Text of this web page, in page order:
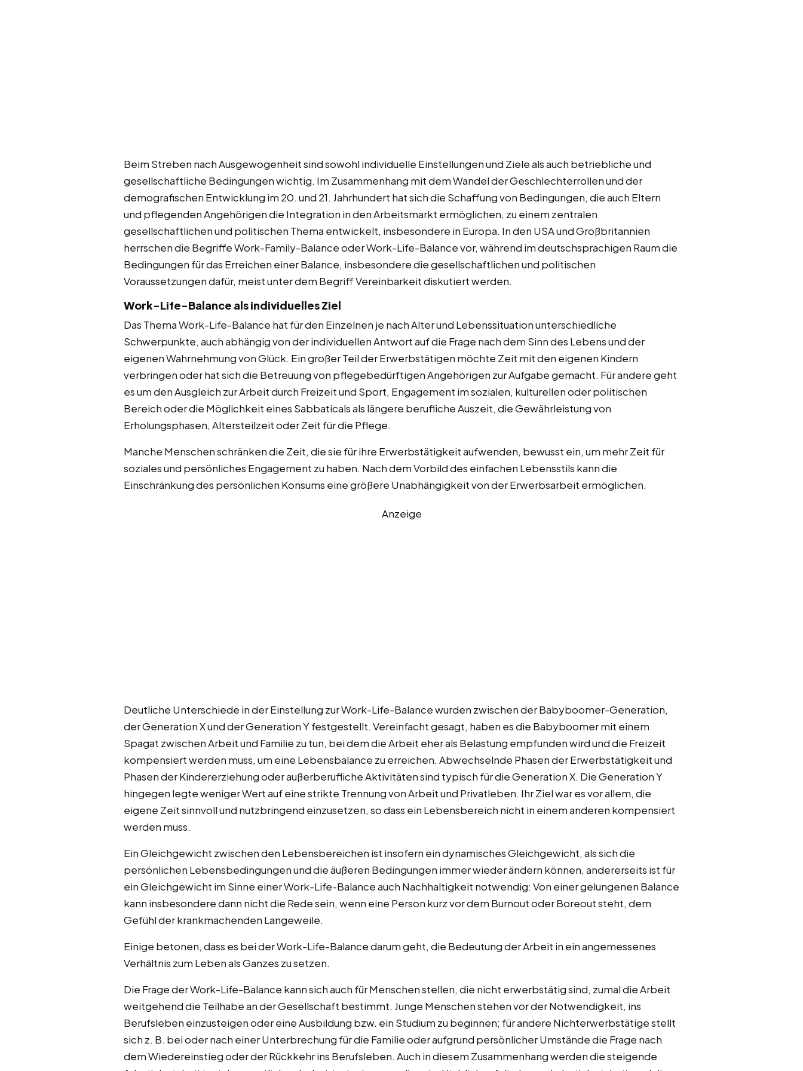
Beim Streben nach Ausgewogenheit sind sowohl individuelle Einstellungen und Ziele als auch betriebliche und
gesellschaftliche Bedingungen wichtig. Im Zusammenhang mit dem Wandel der Geschlechterrollen und der
demografischen Entwicklung im 20. und 21. Jahrhundert hat sich die Schaffung von Bedingungen, die auch Eltern
und pflegenden Angehörigen die Integration in den Arbeitsmarkt ermöglichen, zu einem zentralen
gesellschaftlichen und politischen Thema entwickelt, insbesondere in Europa. In den USA und Großbritannien
herrschen die Begriffe Work-Family-Balance oder Work-Life-Balance vor, während im deutschsprachigen Raum die
Bedingungen für das Erreichen einer Balance, insbesondere die gesellschaftlichen und politischen
Voraussetzungen dafür, meist unter dem Begriff Vereinbarkeit diskutiert werden.
Work-Life-Balance als individuelles Ziel
Das Thema Work-Life-Balance hat für den Einzelnen je nach Alter und Lebenssituation unterschiedliche
Schwerpunkte, auch abhängig von der individuellen Antwort auf die Frage nach dem Sinn des Lebens und der
eigenen Wahrnehmung von Glück. Ein großer Teil der Erwerbstätigen möchte Zeit mit den eigenen Kindern
verbringen oder hat sich die Betreuung von pflegebedürftigen Angehörigen zur Aufgabe gemacht. Für andere geht
es um den Ausgleich zur Arbeit durch Freizeit und Sport, Engagement im sozialen, kulturellen oder politischen
Bereich oder die Möglichkeit eines Sabbaticals als längere berufliche Auszeit, die Gewährleistung von
Erholungsphasen, Altersteilzeit oder Zeit für die Pflege.
Manche Menschen schränken die Zeit, die sie für ihre Erwerbstätigkeit aufwenden, bewusst ein, um mehr Zeit für
soziales und persönliches Engagement zu haben. Nach dem Vorbild des einfachen Lebensstils kann die
Einschränkung des persönlichen Konsums eine größere Unabhängigkeit von der Erwerbsarbeit ermöglichen.
Anzeige
Deutliche Unterschiede in der Einstellung zur Work-Life-Balance wurden zwischen der Babyboomer-Generation,
der Generation X und der Generation Y festgestellt. Vereinfacht gesagt, haben es die Babyboomer mit einem
Spagat zwischen Arbeit und Familie zu tun, bei dem die Arbeit eher als Belastung empfunden wird und die Freizeit
kompensiert werden muss, um eine Lebensbalance zu erreichen. Abwechselnde Phasen der Erwerbstätigkeit und
Phasen der Kindererziehung oder außerberufliche Aktivitäten sind typisch für die Generation X. Die Generation Y
hingegen legte weniger Wert auf eine strikte Trennung von Arbeit und Privatleben. Ihr Ziel war es vor allem, die
eigene Zeit sinnvoll und nutzbringend einzusetzen, so dass ein Lebensbereich nicht in einem anderen kompensiert
werden muss.
Ein Gleichgewicht zwischen den Lebensbereichen ist insofern ein dynamisches Gleichgewicht, als sich die
persönlichen Lebensbedingungen und die äußeren Bedingungen immer wieder ändern können, andererseits ist für
ein Gleichgewicht im Sinne einer Work-Life-Balance auch Nachhaltigkeit notwendig: Von einer gelungenen Balance
kann insbesondere dann nicht die Rede sein, wenn eine Person kurz vor dem Burnout oder Boreout steht, dem
Gefühl der krankmachenden Langeweile.
Einige betonen, dass es bei der Work-Life-Balance darum geht, die Bedeutung der Arbeit in ein angemessenes
Verhältnis zum Leben als Ganzes zu setzen.
Die Frage der Work-Life-Balance kann sich auch für Menschen stellen, die nicht erwerbstätig sind, zumal die Arbeit
weitgehend die Teilhabe an der Gesellschaft bestimmt. Junge Menschen stehen vor der Notwendigkeit, ins
Berufsleben einzusteigen oder eine Ausbildung bzw. ein Studium zu beginnen; für andere Nichterwerbstätige stellt
sich z. B. bei oder nach einer Unterbrechung für die Familie oder aufgrund persönlicher Umstände die Frage nach
dem Wiedereinstieg oder der Rückkehr ins Berufsleben. Auch in diesem Zusammenhang werden die steigende